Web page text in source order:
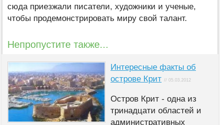
сюда приезжали писатели, художники и ученые,
чтобы продемонстрировать миру свой талант.
Непропустите также...
Интересные факты об
острове Крит // 05.03.2012
Остров Крит - одна из
тринадцати областей и
административных